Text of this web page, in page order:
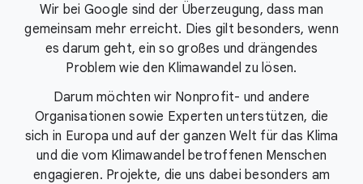
Wir bei Google sind der Überzeugung, dass man
gemeinsam mehr erreicht. Dies gilt besonders, wenn
es darum geht, ein so großes und drängendes
Problem wie den Klimawandel zu lösen.
Darum möchten wir Nonprofit- und andere
Organisationen sowie Experten unterstützen, die
sich in Europa und auf der ganzen Welt für das Klima
und die vom Klimawandel betroffenen Menschen
engagieren. Projekte, die uns dabei besonders am